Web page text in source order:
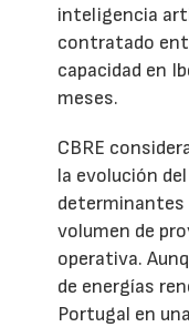
inteligencia
contratado
capacidad en
meses.
CBRE
la evolución
volumen de
operativa.
de energías
Portugal en